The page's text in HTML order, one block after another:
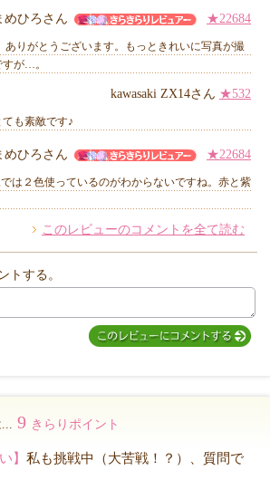
メント
ント
めひろさん ★22684
ありがとうございます。もっときれいに写真が撮
が…。
kawasaki ZX14さん ★532
も素敵です♪
めひろさん ★22684
は２色使っているのがわからないですね。赤と紫
このレビューのコメントを全て読む
トする。
9 きらりポイント
】 私も挑戦中（大苦戦！？）、質問で